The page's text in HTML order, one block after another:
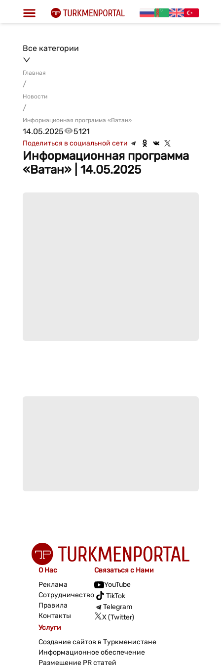
Все категории
Главная
/
Новости
/
Информационная программа «Ватан»
14.05.2025 5121
Поделиться в социальной сети
Информационная программа
«Ватан» | 14.05.2025
О Нас
Реклама
Сотрудничество
Правила
Контакты
Связаться с Нами
YouTube
TikTok
Telegram
X (Twitter)
Услуги
Создание сайтов в Туркменистане
Информационное обеспечение
Размещение PR статей